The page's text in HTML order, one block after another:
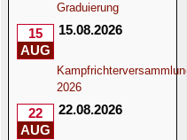
Graduierung
15
AUG
15.08.2026
Kampfrichterversammlung
2026
22
AUG
22.08.2026